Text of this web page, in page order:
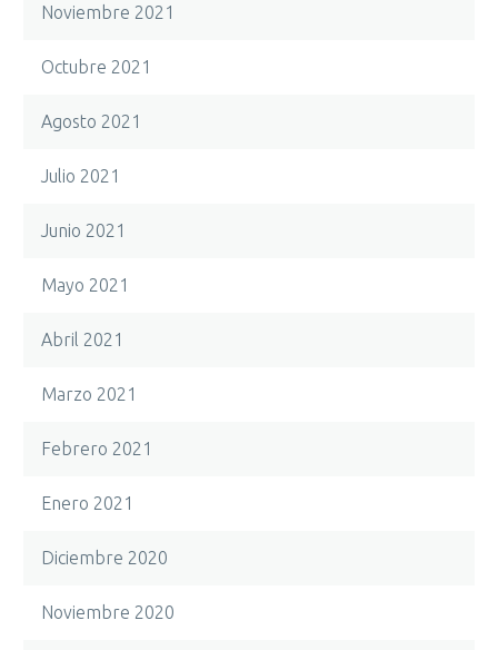
Noviembre 2021
Octubre 2021
Agosto 2021
Julio 2021
Junio 2021
Mayo 2021
Abril 2021
Marzo 2021
Febrero 2021
Enero 2021
Diciembre 2020
Noviembre 2020